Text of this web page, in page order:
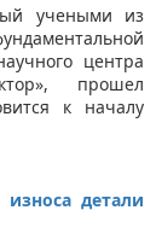
учеными из
центра
прошел
к началу
детали